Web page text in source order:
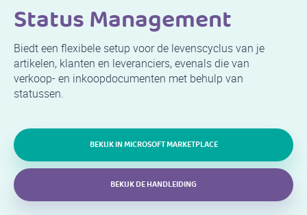
Status Management
Biedt een flexibele setup voor de levenscyclus van je
artikelen, klanten en leveranciers, evenals die van
verkoop- en inkoopdocumenten met behulp van
statussen.
BEKIJK IN MICROSOFT MARKETPLACE
BEKIJK DE HANDLEIDING